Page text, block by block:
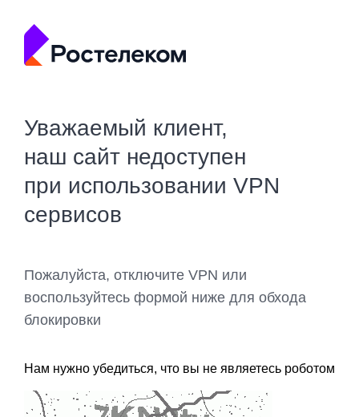
Уважаемый клиент,
наш сайт недоступен
при использовании VPN
сервисов
Пожалуйста, отключите VPN или
воспользуйтесь формой ниже для обхода
блокировки
Нам нужно убедиться, что вы не являетесь роботом